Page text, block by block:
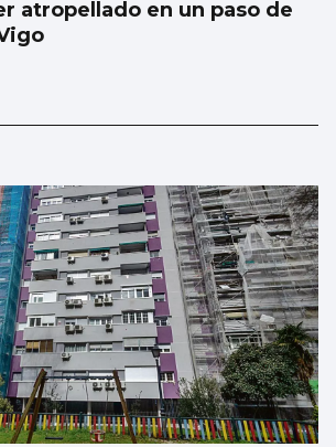
atropellado en un paso de
los mejores lugares para ver
para disfrutar del